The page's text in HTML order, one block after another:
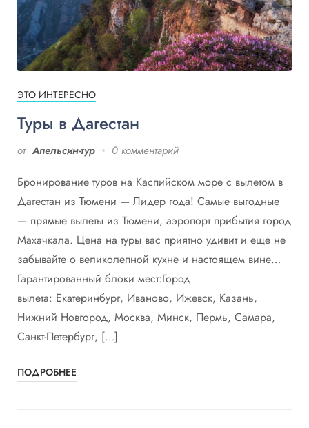
ЭТО ИНТЕРЕСНО
Туры в Дагестан
от Апельсин-тур 0 комментарий
Бронирование туров на Каспийском море с вылетом в
Дагестан из Тюмени — Лидер года! Самые выгодные
— прямые вылеты из Тюмени, аэропорт прибытия город
Махачкала. Цена на туры вас приятно удивит и еще не
забывайте о великолепной кухне и настоящем вине…
Гарантированный блоки мест:Город
вылета: Екатеринбург, Иваново, Ижевск, Казань,
Нижний Новгород, Москва, Минск, Пермь, Самара,
Санкт-Петербург, […]
ПОДРОБНЕЕ